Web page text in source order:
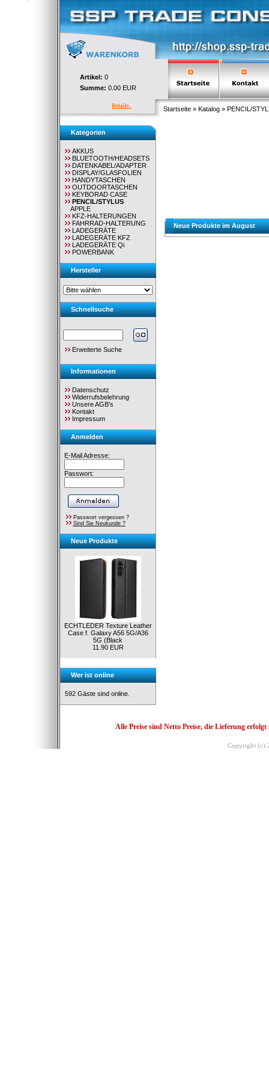
Artikel: 0
Summe: 0.00 EUR
Details.. Startseite » Katalog » PENCIL/
Kategorien
AKKUS
BLUETOOTH/HEADSETS
DATENKABEL/ADAPTER
DISPLAY/GLASFOLIEN
HANDYTASCHEN
OUTDOORTASCHEN
KEYBORAD CASE
PENCIL/STYLUS
APPLE
KFZ-HALTERUNGEN
FAHRRAD-HALTERUNG
LADEGERÄTE
LADEGERÄTE KFZ
LADEGERÄTE Qi
POWERBANK
Hersteller
Schnellsuche
Erweiterte Suche
Informationen
Datenschutz
Widerrufsbelehrung
Unsere AGB's
Kontakt
Impressum
Anmelden
E-Mail Adresse:
Passwort:
Passwort vergessen ?
Sind Sie Neukunde ?
Neue Produkte
ECHTLEDER Texture Leather
Case f. Galaxy A56 5G/A36
5G (Black
11.90 EUR
Wer ist online
592 Gäste sind online.
Neue Produkte im August
Alle Preise sind Netto Preise, die Lieferung
Copyright (c)